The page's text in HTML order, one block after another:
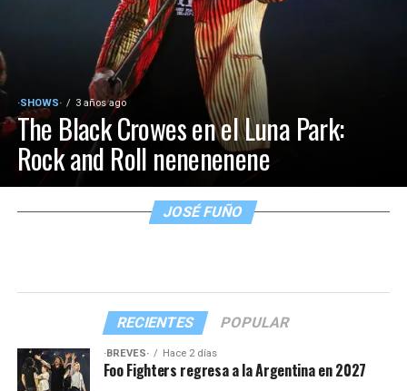
·SHOWS· 3 años ago
The Black Crowes en el Luna Park:
Rock and Roll nenenenene
JOSÉ FUÑO
RECIENTES POPULAR
·BREVES· Hace 2 días
Foo Fighters regresa a la Argentina en 2027